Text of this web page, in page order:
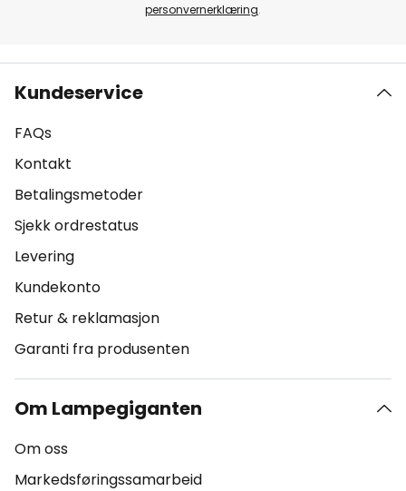
personvernerklæring.
Kundeservice
FAQs
Kontakt
Betalingsmetoder
Sjekk ordrestatus
Levering
Kundekonto
Retur & reklamasjon
Garanti fra produsenten
Om Lampegiganten
Om oss
Markedsføringssamarbeid